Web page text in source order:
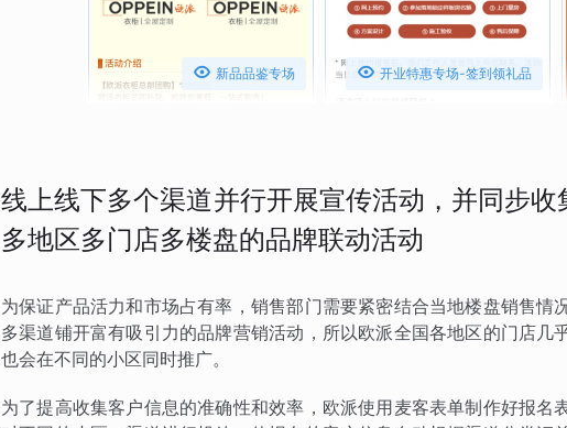
 新品品鉴专场  开业特惠专场-签到领礼品
线上线下多个渠道并行开展宣传活动，并同步
多地区多门店多楼盘的品牌联动活动
为保证产品活力和市场占有率，销售部门需要紧密结合当地楼盘销售情
多渠道铺开富有吸引力的品牌营销活动，所以欧派全国各地区的门店几
也会在不同的小区同时推广。
为了提高收集客户信息的准确性和效率，欧派使用麦客表单制作好报名